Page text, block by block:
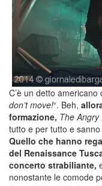
C’è un detto americano
don’t move!“. Beh,
formazione, The Angry
tutto e per tutto e
Quello che hanno
del Renaissance
concerto strabiliante,
nonostante le comode